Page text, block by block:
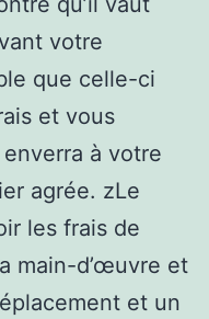
votre
que celle-ci
et vous
à votre
agrée. zLe
les frais de
main-d’œuvre et
et un